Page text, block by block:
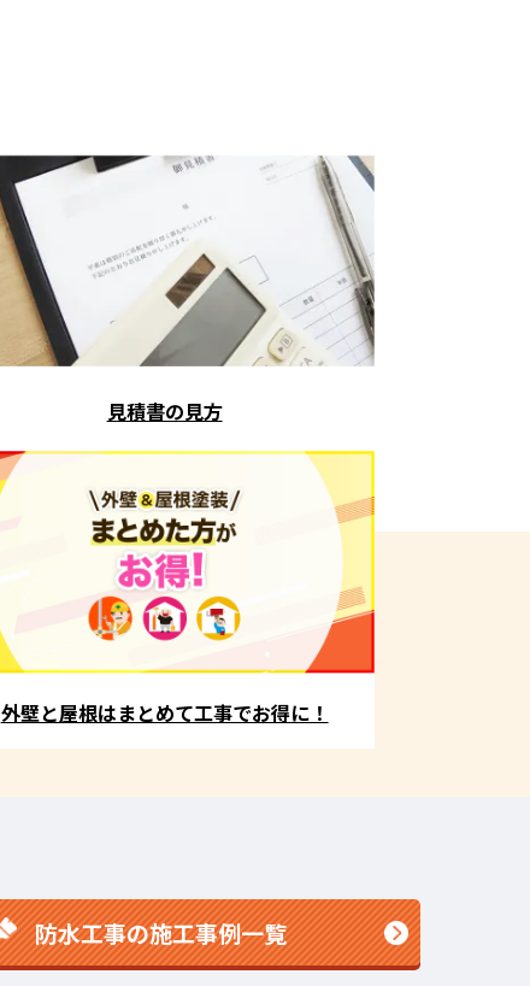
見積書の見方
外壁と屋根はまとめて工事でお得に！
防水工事の施工事例一覧